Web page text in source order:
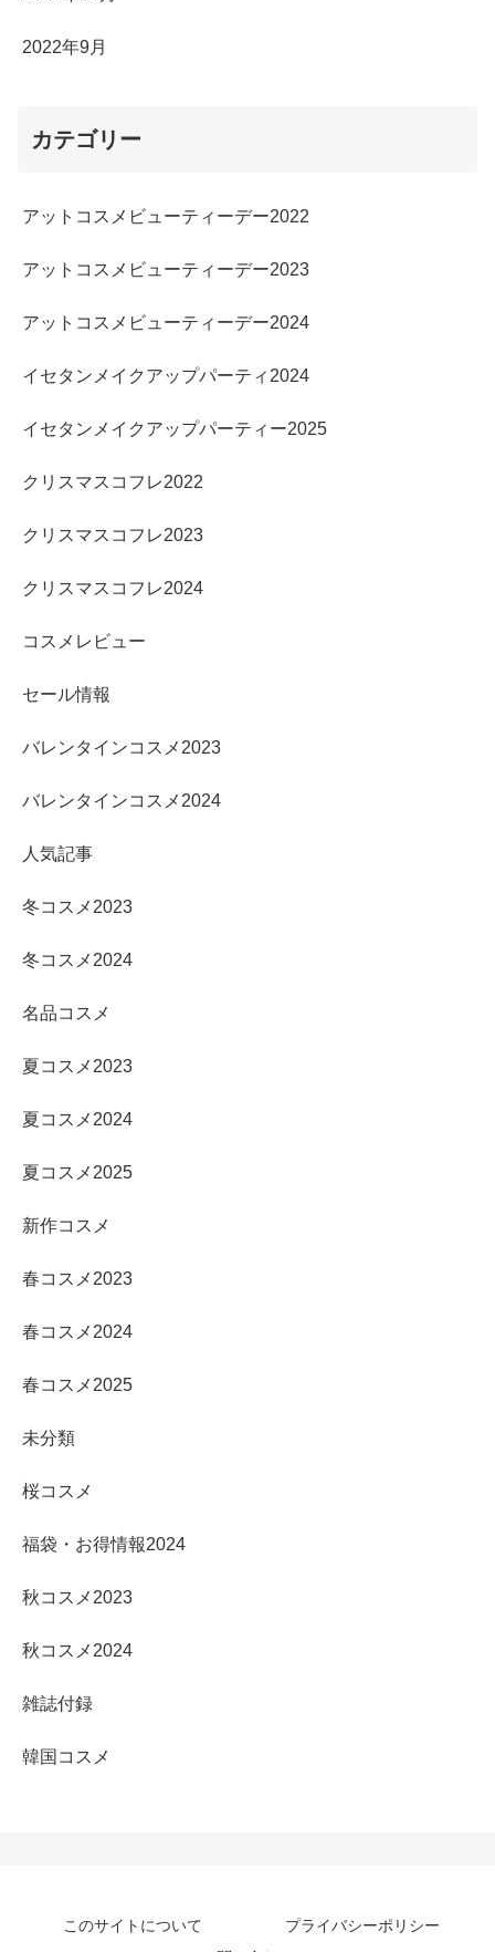
2022年9月
カテゴリー
アットコスメビューティーデー2022
アットコスメビューティーデー2023
アットコスメビューティーデー2024
イセタンメイクアップパーティ2024
イセタンメイクアップパーティー2025
クリスマスコフレ2022
クリスマスコフレ2023
クリスマスコフレ2024
コスメレビュー
セール情報
バレンタインコスメ2023
バレンタインコスメ2024
人気記事
冬コスメ2023
冬コスメ2024
名品コスメ
夏コスメ2023
夏コスメ2024
夏コスメ2025
新作コスメ
春コスメ2023
春コスメ2024
春コスメ2025
未分類
桜コスメ
福袋・お得情報2024
秋コスメ2023
秋コスメ2024
雑誌付録
韓国コスメ
このサイトについて
プライバシーポリシー